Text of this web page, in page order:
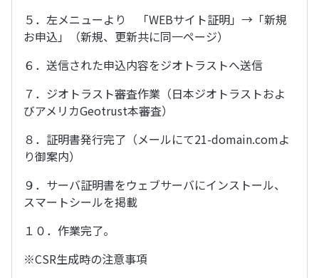
５．左メニューより 「WEBサイト証明」→「新規
お申込」（新規、更新共に同一ページ）
６．送信された申込内容をジオトラストへ送信
７．ジオトラスト審査作業（日本ジオトラストおよ
びアメリカGeotrust本審査）
８．証明書発行完了（メールにて21-domain.comよ
り御案内）
９．サーバ証明書をウェブサーバにインストール、
スマートシールを掲載
１０．作業完了。
※CSR生成時の注意事項